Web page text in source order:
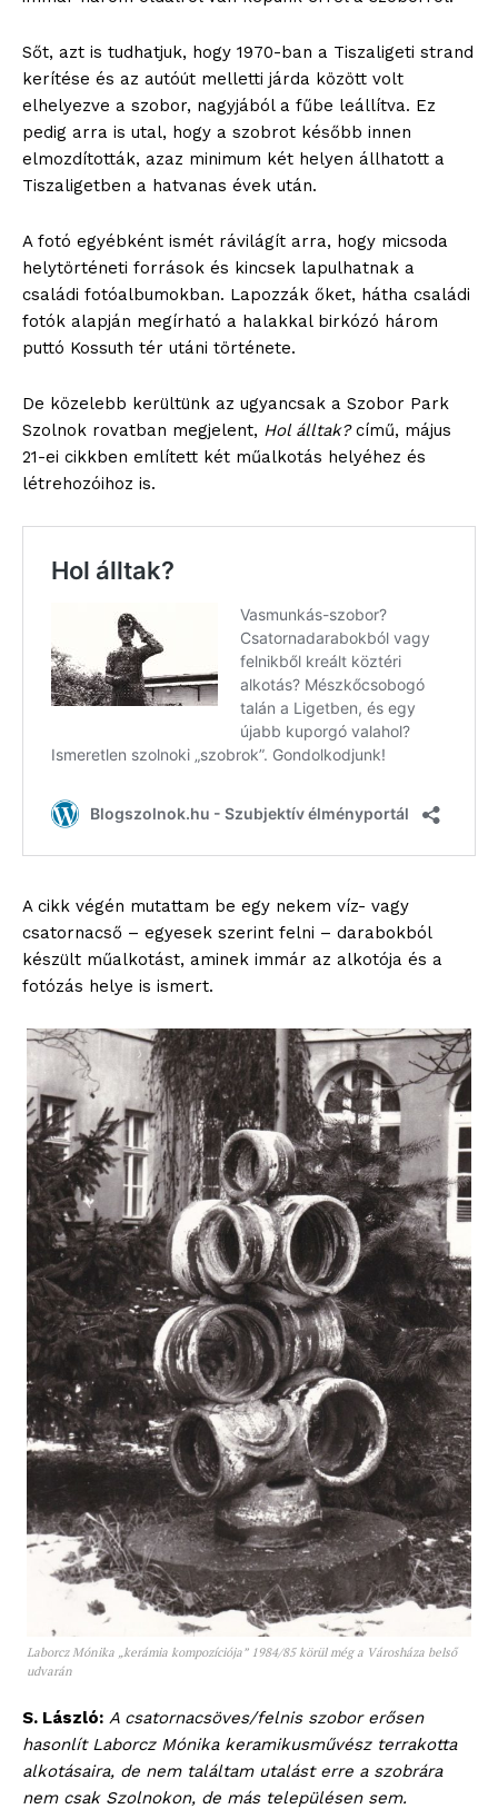
Sőt, azt is tudhatjuk, hogy 1970-ban a Tiszaligeti strand
kerítése és az autóút melletti járda között volt
elhelyezve a szobor, nagyjából a fűbe leállítva. Ez
pedig arra is utal, hogy a szobrot később innen
elmozdították, azaz minimum két helyen állhatott a
Tiszaligetben a hatvanas évek után.
A fotó egyébként ismét rávilágít arra, hogy micsoda
helytörténeti források és kincsek lapulhatnak a
családi fotóalbumokban. Lapozzák őket, hátha családi
fotók alapján megírható a halakkal birkózó három
puttó Kossuth tér utáni története.
De közelebb kerültünk az ugyancsak a Szobor Park
Szolnok rovatban megjelent, Hol álltak?című, május
21-ei cikkben említett két műalkotás helyéhez és
létrehozóihoz is.
A cikk végén mutattam be egy nekem víz- vagy
csatornacső – egyesek szerint felni – darabokból
készült műalkotást, aminek immár az alkotója és a
fotózás helye is ismert.
Laborcz Mónika „kerámia kompozíciója” 1984/85 körül még a Városháza belső
udvarán
S. László: A csatornacsöves/felnis szobor erősen
hasonlít Laborcz Mónika keramikusművész terrakotta
alkotásaira, de nem találtam utalást erre a szobrára
nem csak Szolnokon, de más településen sem.